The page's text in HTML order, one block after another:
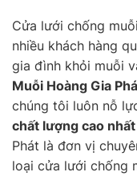
Cửa lưới chống
nhiều khách hàng
gia đình khỏi muỗi
Muỗi Hoàng Gia
chúng tôi luôn nỗ
chất lượng cao nhất
Phát là đơn vị
loại cửa lưới chống